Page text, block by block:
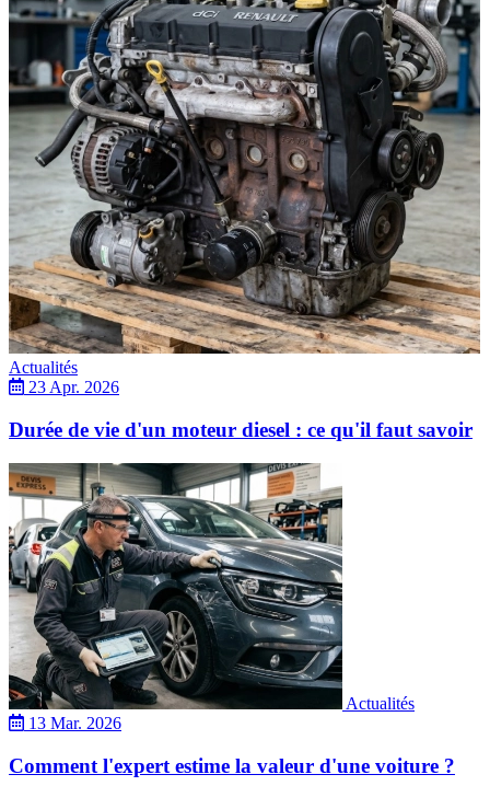
Actualités
23 Apr. 2026
Durée de vie d'un moteur diesel : ce qu'il faut savoir
Actualités
13 Mar. 2026
Comment l'expert estime la valeur d'une voiture ?